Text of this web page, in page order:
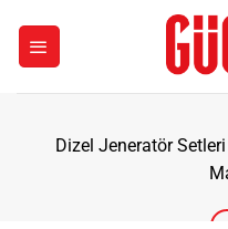
Dizel Jeneratör Setleri